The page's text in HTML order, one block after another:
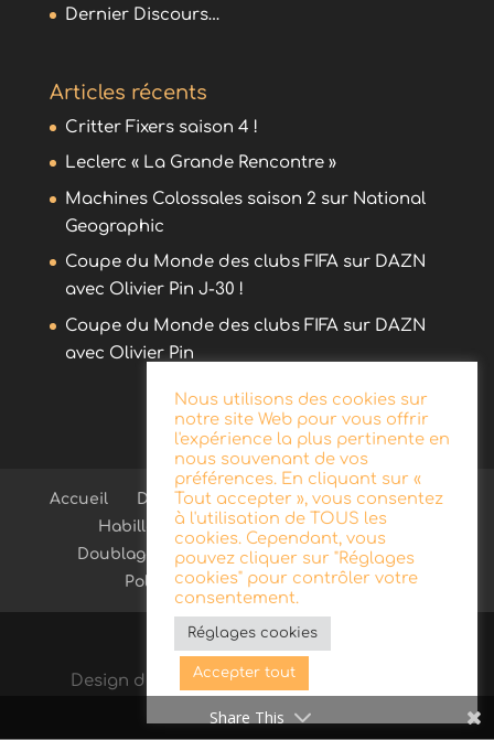
Dernier Discours…
Articles récents
Critter Fixers saison 4 !
Leclerc « La Grande Rencontre »
Machines Colossales saison 2 sur National
Geographic
Coupe du Monde des clubs FIFA sur DAZN
avec Olivier Pin J-30 !
Coupe du Monde des clubs FIFA sur DAZN
avec Olivier Pin
Accueil Démo Blog Radio
Publicité
Habillage d’antenne
Télévision
Doublage
Documentaire
Contact
Politique de confidentialité
Design de Elegant Themes
WordPress
Nous utilisons des cookies sur
notre site Web pour vous offrir
l'expérience la plus pertinente en
nous souvenant de vos
préférences. En cliquant sur «
Tout accepter », vous consentez
à l'utilisation de TOUS les
cookies. Cependant, vous
pouvez cliquer sur "Réglages
cookies" pour contrôler votre
consentement.
Réglages cookies
Accepter tout
Share This